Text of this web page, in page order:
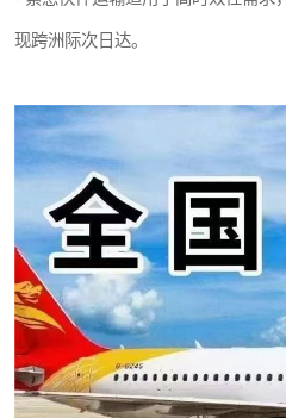
现跨洲际次日达。